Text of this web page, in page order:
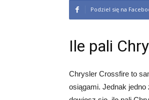
Podziel się na
Ile pali
Chrysler Crossfire to
osiągami. Jednak